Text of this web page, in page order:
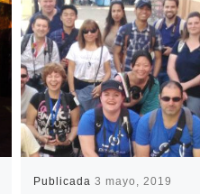
Publicada3 mayo, 2019